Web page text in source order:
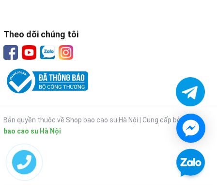
Theo dõi chúng tôi
Bản quyền thuộc về Shop bao cao su Hà Nội | Cung cấp bởi Shop
bao cao su Hà Nội